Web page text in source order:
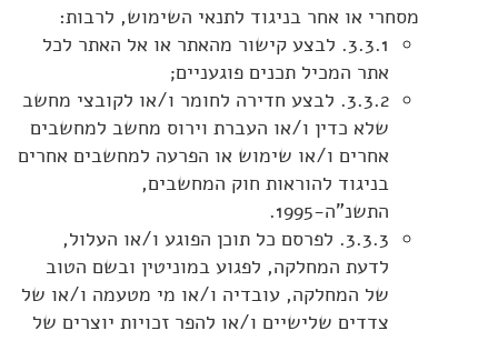
מסחרי או אחר בניגוד לתנאי השימוש, לרבות:
3.3.1. לבצע קישור מהאתר או אל האתר לכל
אתר המכיל תכנים פוגעניים;
3.3.2. לבצע חדירה לחומר ו/או לקובצי מחשב
שלא כדין ו/או העברת וירוס מחשב למחשבים
אחרים ו/או שימוש או הפרעה למחשבים אחרים
בניגוד להוראות חוק המחשבים,
התשנ"ה-1995.
3.3.3. לפרסם כל תוכן הפוגע ו/או העלול,
לדעת המחלקה, לפגוע במוניטין ובשם הטוב
של המחלקה, עובדיה ו/או מי מטעמה ו/או של
צדדים שלישיים ו/או להפר זכויות יוצרים של